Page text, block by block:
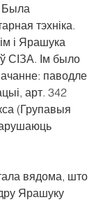
Была
тэхніка.
і Ярашука
ў СІЗА. Ім было
паводле
арт. 342
(Групавыя
вядома, што
Ярашуку